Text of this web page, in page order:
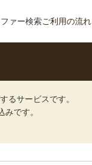
ァー検索ご利用の流れ
るサービスです。
です。